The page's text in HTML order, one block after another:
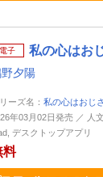
電子 私の心はお
夕陽
ーズ名： 私の心はおじ
年03月02日発売 ／ 人
デスクトップアプリ
料